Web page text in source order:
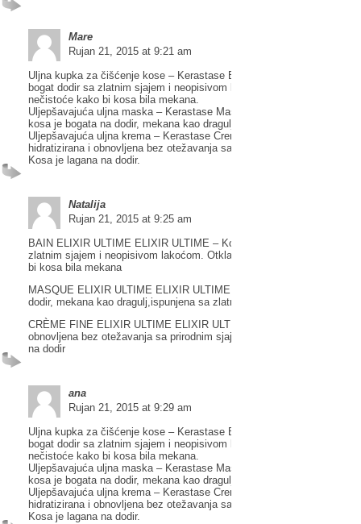
Mare
Rujan 21, 2015 at 9:21 am
Uljna kupka za čišćenje kose – Kerastase Bain Elixir Ultime – Kosa
bogat dodir sa zlatnim sjajem i neopisivom lakoćom. Otklanja i nježno
nečistoće kako bi kosa bila mekana.
Uljepšavajuća uljna maska – Kerastase Masque Elixir Ultime –
kosa je bogata na dodir, mekana kao dragulj, ispunjena sa zlatnim
Uljepšavajuća uljna krema – Kerastase Creme Fine Elixir Ultime –
hidratizirana i obnovljena bez otežavanja sa prirodnim sjajem i
Kosa je lagana na dodir.
Natalija
Rujan 21, 2015 at 9:25 am
BAIN ELIXIR ULTIME ELIXIR ULTIME – Kosa dobiva bogat dodir sa
zlatnim sjajem i neopisivom lakoćom. Otklanja i nježno čisti nečistoće
bi kosa bila mekana
MASQUE ELIXIR ULTIME ELIXIR ULTIME – Obogaćena kosa je
dodir, mekana kao dragulj,ispunjena sa zlatnim sjajem
CRÈME FINE ELIXIR ULTIME ELIXIR ULTIME – Kosa je hidratizirana
obnovljena bez otežavanja sa prirodnim sjajem i zaštitom. Kosa je
na dodir
ana
Rujan 21, 2015 at 9:29 am
Uljna kupka za čišćenje kose – Kerastase Bain Elixir Ultime – Kosa
bogat dodir sa zlatnim sjajem i neopisivom lakoćom. Otklanja i nježno
nečistoće kako bi kosa bila mekana.
Uljepšavajuća uljna maska – Kerastase Masque Elixir Ultime –
kosa je bogata na dodir, mekana kao dragulj, ispunjena sa zlatnim
Uljepšavajuća uljna krema – Kerastase Creme Fine Elixir Ultime –
hidratizirana i obnovljena bez otežavanja sa prirodnim sjajem i
Kosa je lagana na dodir.